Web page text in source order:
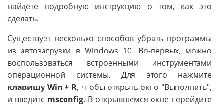
найдете подробную инструкцию о том, как это
сделать.
Существует несколько способов убрать программы
из автозагрузки в Windows 10. Во-первых, можно
воспользоваться встроенными инструментами
операционной системы. Для этого нажмите
клавишу Win + R, чтобы открыть окно "Выполнить",
и введите msconfig. В открывшемся окне перейдите